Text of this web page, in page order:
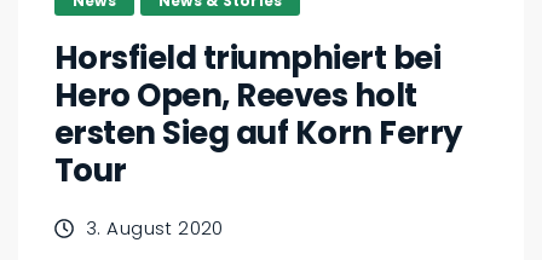
Horsfield triumphiert bei
Hero Open, Reeves holt
ersten Sieg auf Korn Ferry
Tour
3. August 2020